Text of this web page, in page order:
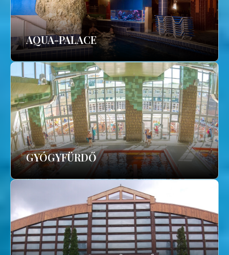
AQUA-PALACE
GYÓGYFÜRDŐ